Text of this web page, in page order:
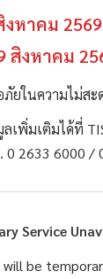
หาคม
สิงหาคม
ภัยในความไม่ส
เพิ่มเติมได้ที่
0 2633 6000 /
Service
be